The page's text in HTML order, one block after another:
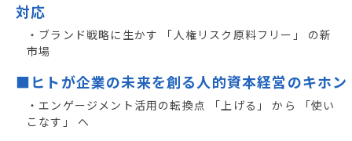
対応
・ブランド戦略に生かす 「人権リスク原料フリー」 の新
市場
■ヒトが企業の未来を創る人的資本経営のキホン
・エンゲージメント活用の転換点 「上げる」 から 「使い
こなす」 へ